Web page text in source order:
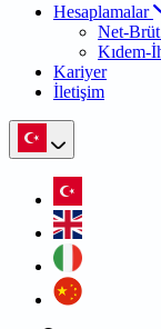
Hesaplamalar
Net-Brüt
Kıdem-
Kariyer
İletişim